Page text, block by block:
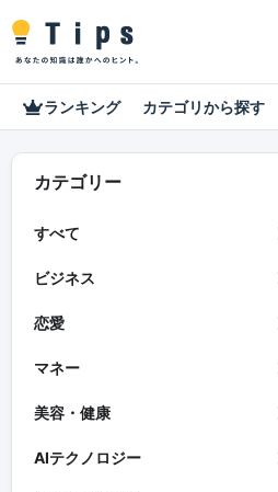
ランキング カテゴリから探す
カテゴリー
すべて
ビジネス
恋愛
マネー
美容・健康
AIテクノロジー